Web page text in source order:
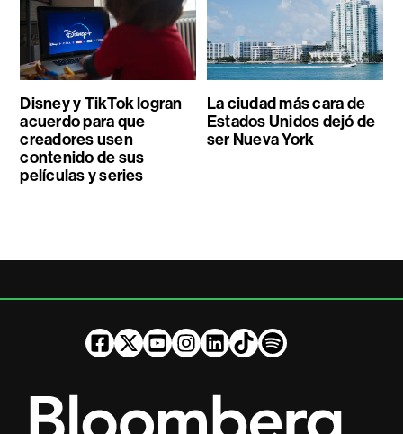
Disney y TikTok logran
acuerdo para que
creadores usen
contenido de sus
películas y series
La ciudad más cara de
Estados Unidos dejó de
ser Nueva York